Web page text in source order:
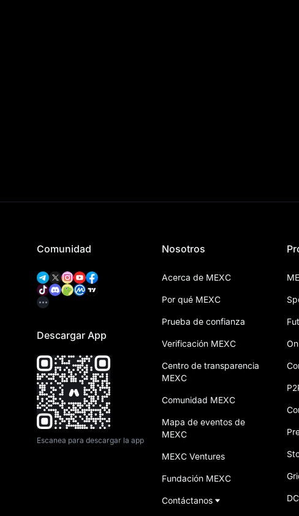
Comunidad
Descargar App
Escanea para descargar la app
Nosotros
Acerca de MEXC
Por qué MEXC
Prueba de confianza
Verificación MEXC
Centro de transparencia
MEXC
Comunidad MEXC
Mapa de eventos de
MEXC
MEXC Ventures
Fundación MEXC
Contáctanos